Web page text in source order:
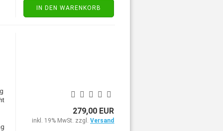
IN DEN WARENKORB
279,00 EUR
inkl. 19% MwSt. zzgl.Versand